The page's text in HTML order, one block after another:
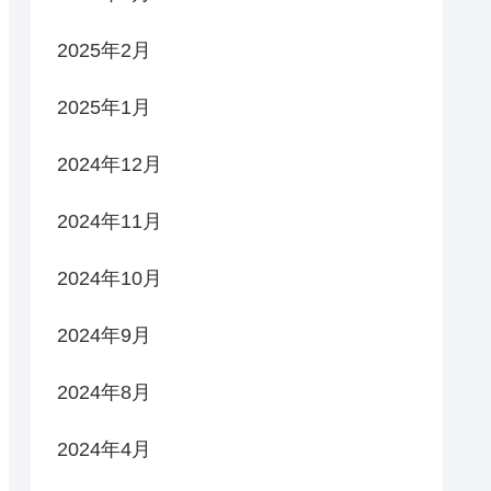
2025年2月
2025年1月
2024年12月
2024年11月
2024年10月
2024年9月
2024年8月
2024年4月